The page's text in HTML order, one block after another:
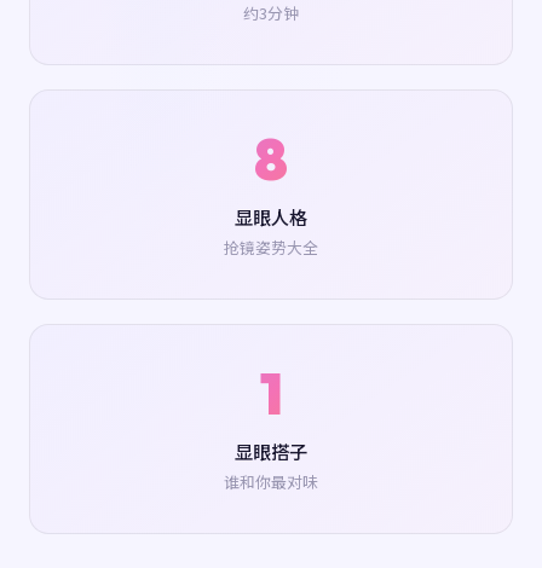
约3分钟
8
显眼人格
抢镜姿势大全
1
显眼搭子
谁和你最对味